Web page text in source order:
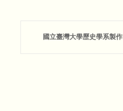
國立臺灣大學歷史學系製作